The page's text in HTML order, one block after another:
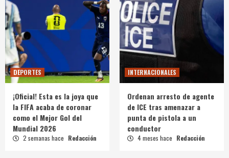
DEPORTES
¡Oficial! Esta es la joya que
la FIFA acaba de coronar
como el Mejor Gol del
Mundial 2026
2 semanas hace Redacción
INTERNACIONALES
Ordenan arresto de agente
de ICE tras amenazar a
punta de pistola a un
conductor
4 meses hace Redacción